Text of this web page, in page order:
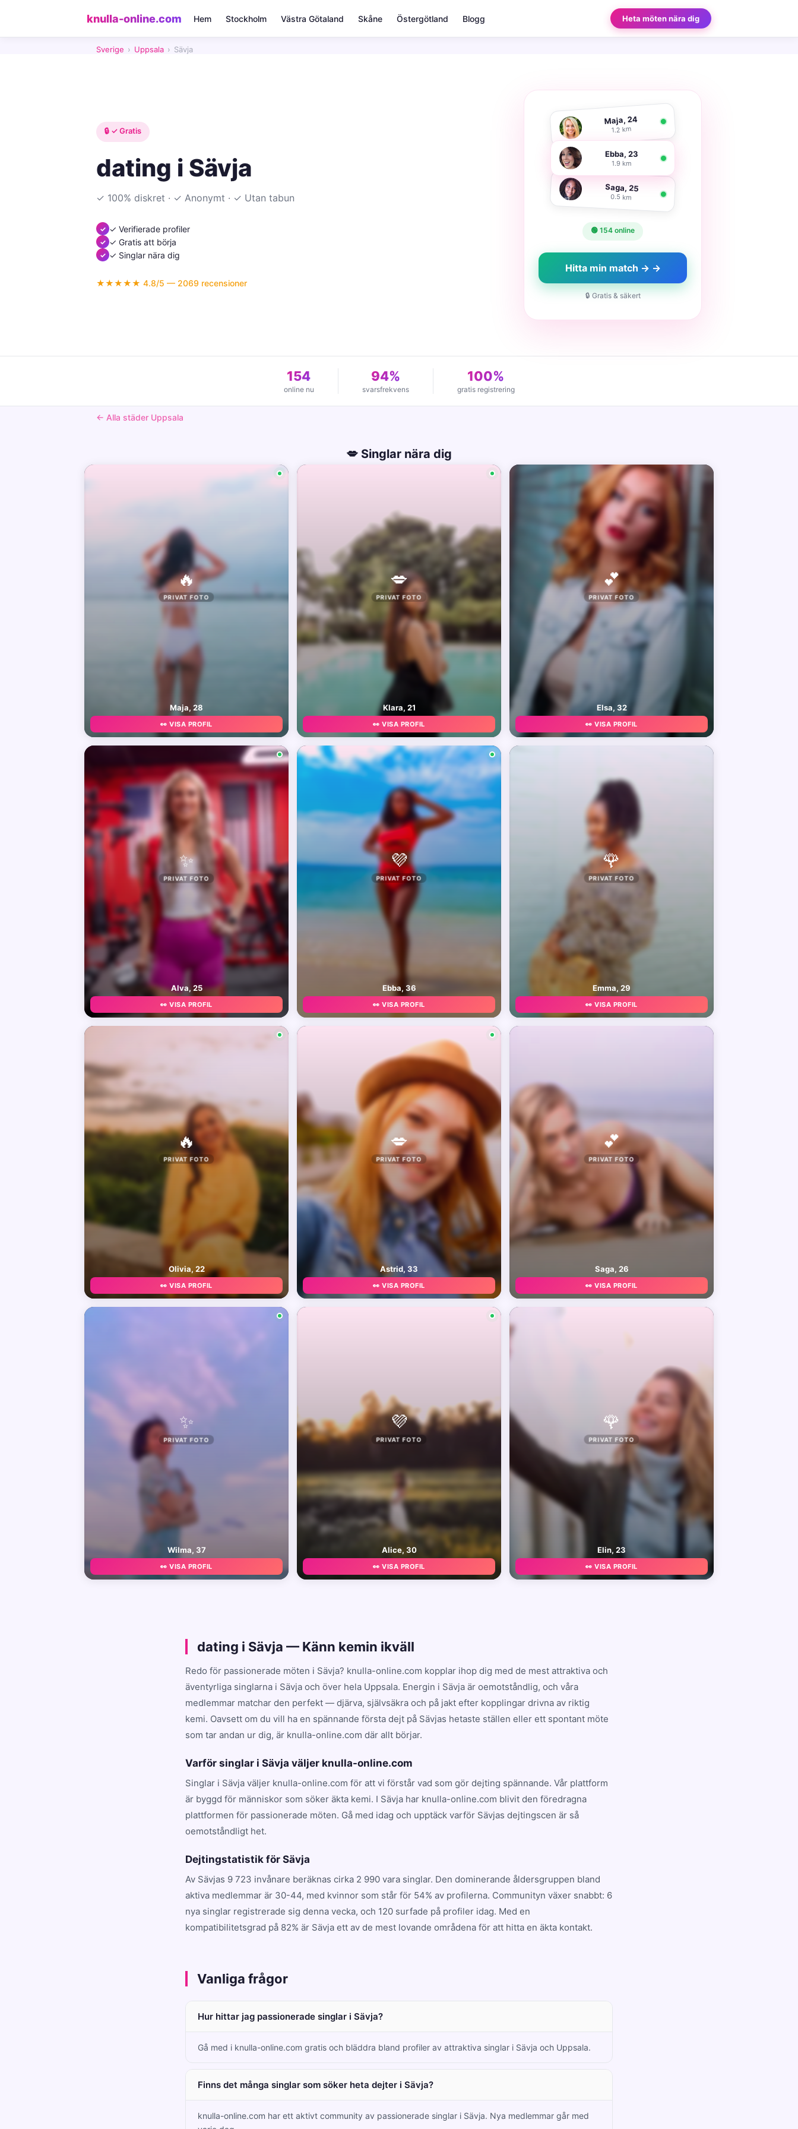
knulla-online.com Hem Stockholm Västra Götaland Skåne Östergötland Blogg Heta möten nära dig
Sverige › Uppsala › Sävja
🔒 ✓ Gratis
dating i Sävja
✓ 100% diskret · ✓ Anonymt · ✓ Utan tabun
✓ Verifierade profiler
✓ Gratis att börja
✓ Singlar nära dig
★★★★★ 4.8/5 — 2069 recensioner
Maja, 24
1.2 km
Ebba, 23
1.9 km
Saga, 25
0.5 km
🟢 154 online
Hitta min match → →
🔒 Gratis & säkert
154
online nu
94%
svarsfrekvens
100%
gratis registrering
← Alla städer Uppsala
💋 Singlar nära dig
🔥
PRIVAT FOTO
Maja, 28
👀 VISA PROFIL
💋
PRIVAT FOTO
Klara, 21
👀 VISA PROFIL
💕
PRIVAT FOTO
Elsa, 32
👀 VISA PROFIL
✨
PRIVAT FOTO
Alva, 25
👀 VISA PROFIL
💜
PRIVAT FOTO
Ebba, 36
👀 VISA PROFIL
🌹
PRIVAT FOTO
Emma, 29
👀 VISA PROFIL
🔥
PRIVAT FOTO
Olivia, 22
👀 VISA PROFIL
💋
PRIVAT FOTO
Astrid, 33
👀 VISA PROFIL
💕
PRIVAT FOTO
Saga, 26
👀 VISA PROFIL
✨
PRIVAT FOTO
Wilma, 37
👀 VISA PROFIL
💜
PRIVAT FOTO
Alice, 30
👀 VISA PROFIL
🌹
PRIVAT FOTO
Elin, 23
👀 VISA PROFIL
dating i Sävja — Känn kemin ikväll
Redo för passionerade möten i Sävja? knulla-online.com kopplar ihop dig med de mest attraktiva och
äventyrliga singlarna i Sävja och över hela Uppsala. Energin i Sävja är oemotståndlig, och våra
medlemmar matchar den perfekt — djärva, självsäkra och på jakt efter kopplingar drivna av riktig
kemi. Oavsett om du vill ha en spännande första dejt på Sävjas hetaste ställen eller ett spontant möte
som tar andan ur dig, är knulla-online.com där allt börjar.
Varför singlar i Sävja väljer knulla-online.com
Singlar i Sävja väljer knulla-online.com för att vi förstår vad som gör dejting spännande. Vår plattform
är byggd för människor som söker äkta kemi. I Sävja har knulla-online.com blivit den föredragna
plattformen för passionerade möten. Gå med idag och upptäck varför Sävjas dejtingscen är så
oemotståndligt het.
Dejtingstatistik för Sävja
Av Sävjas 9 723 invånare beräknas cirka 2 990 vara singlar. Den dominerande åldersgruppen bland
aktiva medlemmar är 30-44, med kvinnor som står för 54% av profilerna. Communityn växer snabbt: 6
nya singlar registrerade sig denna vecka, och 120 surfade på profiler idag. Med en
kompatibilitetsgrad på 82% är Sävja ett av de mest lovande områdena för att hitta en äkta kontakt.
Vanliga frågor
Hur hittar jag passionerade singlar i Sävja?
Gå med i knulla-online.com gratis och bläddra bland profiler av attraktiva singlar i Sävja och Uppsala.
Finns det många singlar som söker heta dejter i Sävja?
knulla-online.com har ett aktivt community av passionerade singlar i Sävja. Nya medlemmar går med